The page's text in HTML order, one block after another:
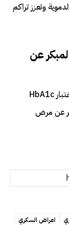
وتعزز تراكم
عن
الفحص الدوري لمستويات السكر في الدم مثل اختبار HbA1c
عن مرض
اعراض السكري